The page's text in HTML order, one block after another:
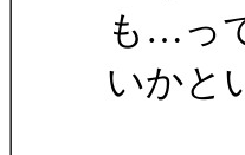
も…っ
いかと